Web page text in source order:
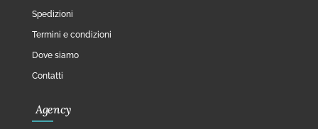
Spedizioni
Termini e condizioni
Dove siamo
Contatti
Agency